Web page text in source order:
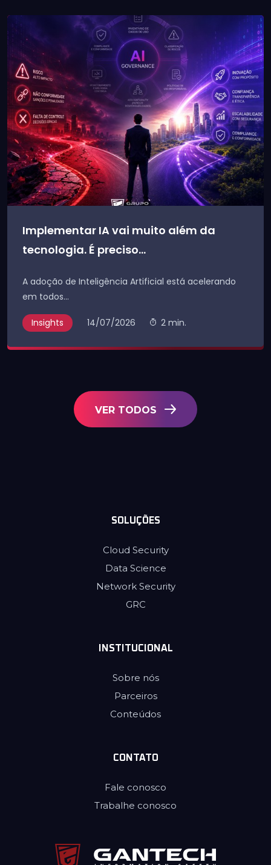
Implementar IA vai muito além da
tecnologia. É preciso...
A adoção de Inteligência Artificial está acelerando
em todos...
Insights 14/07/2026 2 min.
VER TODOS
SOLUÇÕES
Cloud Security
Data Science
Network Security
GRC
INSTITUCIONAL
Sobre nós
Parceiros
Conteúdos
CONTATO
Fale conosco
Trabalhe conosco